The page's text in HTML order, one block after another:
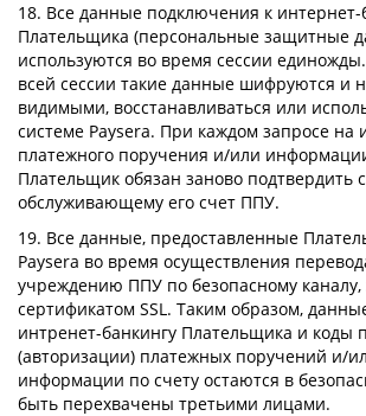
18. Все данные подключения к интернет-
Плательщика (персональные защитные
используются во время сессии
всей сессии такие данные шифруются и
видимыми, восстанавливаться или
системе Paysera. При каждом запросе
платежного поручения и/или
Плательщик обязан заново подтвердить
обслуживающему его счет ППУ.
19. Все данные, предоставленные
Paysera во время осуществления
учреждению ППУ по безопасному
сертификатом SSL. Таким образом,
интренет-банкингу Плательщика и коды
(авторизации) платежных поручений и/
информации по счету остаются в
быть перехвачены третьими лицами.